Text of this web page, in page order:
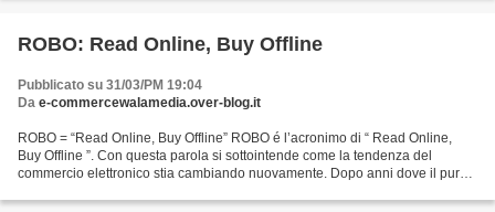
ROBO: Read Online, Buy Offline
Pubblicato su 31/03/PM 19:04
Da e-commercewalamedia.over-blog.it
ROBO = “Read Online, Buy Offline” ROBO é l’acronimo di “ Read Online,
Buy Offline ”. Con questa parola si sottointende come la tendenza del
commercio elettronico stia cambiando nuovamente. Dopo anni dove il pure